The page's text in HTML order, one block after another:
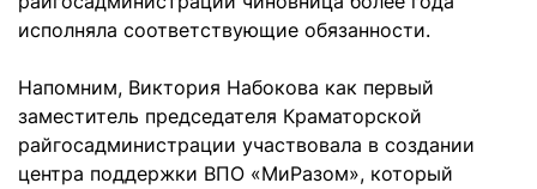
исполняла соответствующие обязанности.
Напомним, Виктория Набокова как первый
заместитель председателя Краматорской
райгосадминистрации участвовала в создании
центра поддержки ВПО «МиРазом», который